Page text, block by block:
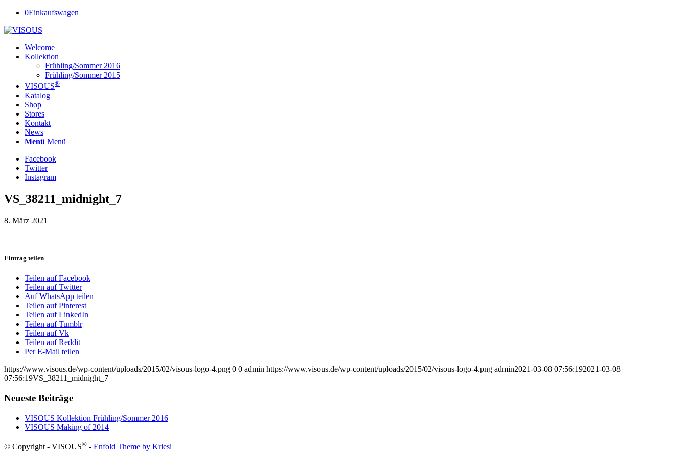
0Einkaufswagen
Welcome
Kollektion
Frühling/Sommer 2016
Frühling/Sommer 2015
VISOUS®
Katalog
Shop
Stores
Kontakt
News
Menü Menü
Facebook
Twitter
Instagram
VS_38211_midnight_7
8. März 2021
Eintrag teilen
Teilen auf Facebook
Teilen auf Twitter
Auf WhatsApp teilen
Teilen auf Pinterest
Teilen auf LinkedIn
Teilen auf Tumblr
Teilen auf Vk
Teilen auf Reddit
Per E-Mail teilen
https://www.visous.de/wp-content/uploads/2015/02/visous-logo-4.png 0 0 admin https://www.visous.de/wp-content/uploads/2015/02/visous-logo-4.png admin2021-03-08 07:56:192021-03-08
07:56:19VS_38211_midnight_7
Neueste Beiträge
VISOUS Kollektion Frühling/Sommer 2016
VISOUS Making of 2014
© Copyright - VISOUS® - Enfold Theme by Kriesi